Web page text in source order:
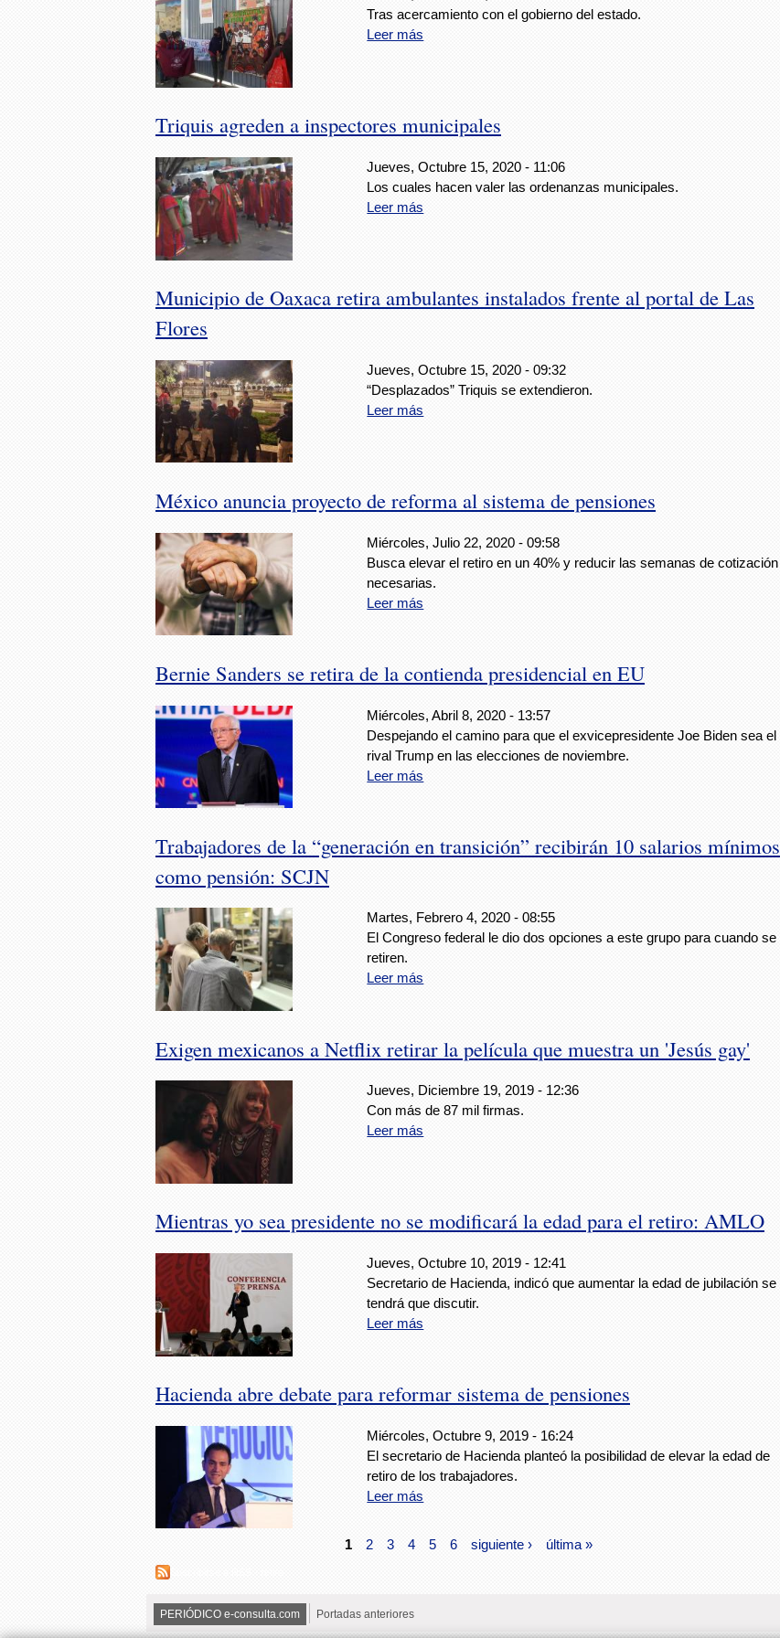
Tras acercamiento con el gobierno del estado.
Leer más
Triquis agreden a inspectores municipales
Jueves, Octubre 15, 2020 - 11:06
Los cuales hacen valer las ordenanzas municipales.
Leer más
Municipio de Oaxaca retira ambulantes instalados frente al portal de Las
Flores
Jueves, Octubre 15, 2020 - 09:32
“Desplazados” Triquis se extendieron.
Leer más
México anuncia proyecto de reforma al sistema de pensiones
Miércoles, Julio 22, 2020 - 09:58
Busca elevar el retiro en un 40% y reducir las semanas de cotización
necesarias.
Leer más
Bernie Sanders se retira de la contienda presidencial en EU
Miércoles, Abril 8, 2020 - 13:57
Despejando el camino para que el exvicepresidente Joe Biden sea el
rival Trump en las elecciones de noviembre.
Leer más
Trabajadores de la “generación en transición” recibirán 10 salarios mínimos
como pensión: SCJN
Martes, Febrero 4, 2020 - 08:55
El Congreso federal le dio dos opciones a este grupo para cuando se
retiren.
Leer más
Exigen mexicanos a Netflix retirar la película que muestra un 'Jesús gay'
Jueves, Diciembre 19, 2019 - 12:36
Con más de 87 mil firmas.
Leer más
Mientras yo sea presidente no se modificará la edad para el retiro: AMLO
Jueves, Octubre 10, 2019 - 12:41
Secretario de Hacienda, indicó que aumentar la edad de jubilación se
tendrá que discutir.
Leer más
Hacienda abre debate para reformar sistema de pensiones
Miércoles, Octubre 9, 2019 - 16:24
El secretario de Hacienda planteó la posibilidad de elevar la edad de
retiro de los trabajadores.
Leer más
1 2 3 4 5 6 siguiente › última »
PERIÓDICO e-consulta.com Portadas anteriores